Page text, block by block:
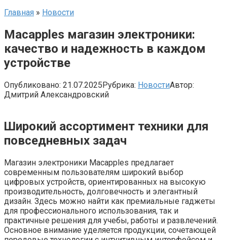
Главная » Новости
Macapples магазин электроники:
качество и надежность в каждом
устройстве
Опубликовано: 21.07.2025Рубрика: НовостиАвтор:
Дмитрий Александровский
Широкий ассортимент техники для
повседневных задач
Магазин электроники Macapples предлагает
современным пользователям широкий выбор
цифровых устройств, ориентированных на высокую
производительность, долговечность и элегантный
дизайн. Здесь можно найти как премиальные гаджеты
для профессионального использования, так и
практичные решения для учебы, работы и развлечений.
Основное внимание уделяется продукции, сочетающей